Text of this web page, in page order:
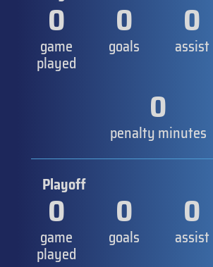
0
game
played
0
goals
0
assist
0
penalty minutes
Playoff
0
game
played
0
goals
0
assist